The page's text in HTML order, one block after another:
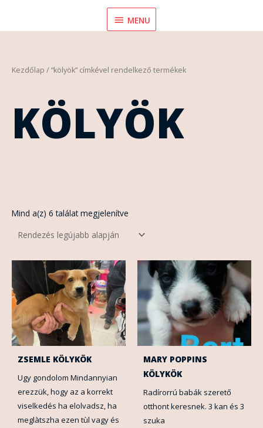
MENU
MENU
Kezdőlap / “kölyök” címkével rendelkező termékek
KÖLYÖK
Mind a(z) 6 találat megjelenítve
Sorted
by
ZSEMLE KÖLYKÖK
Ugy gondolom Mindannyian
erezzük, hogy az a korrekt
viselkedés ha elolvadsz, ha
meglàtszha ezen tùl vagy és
MARY POPPINS
KÖLYKÖK
Radírorrú babák szerető
otthont keresnek. 3 kan és 3
szuka